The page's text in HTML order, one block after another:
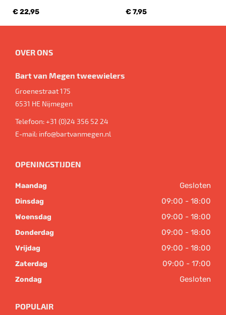
€ 22,95 € 7,95
OVER ONS
Bart van Megen tweewielers
Groenestraat 175
6531 HE Nijmegen
Telefoon:+31 (0)24 356 52 24
E-mail: info@bartvanmegen.nl
OPENINGSTIJDEN
Maandag Gesloten
Dinsdag 09:00 - 18:00
Woensdag 09:00 - 18:00
Donderdag 09:00 - 18:00
Vrijdag 09:00 - 18:00
Zaterdag 09:00 - 17:00
Zondag Gesloten
POPULAIR